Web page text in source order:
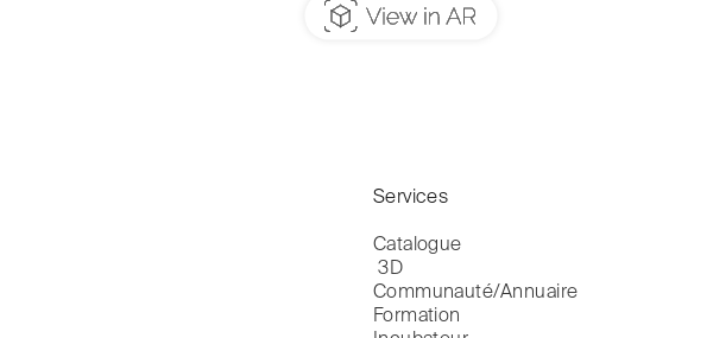
Services
Catalogue
3D
Communauté/Annuaire
Formation